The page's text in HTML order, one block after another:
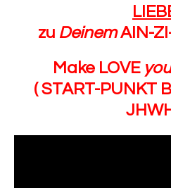
zu DeinemAIN-
Make LOVE
( START-PUNKT